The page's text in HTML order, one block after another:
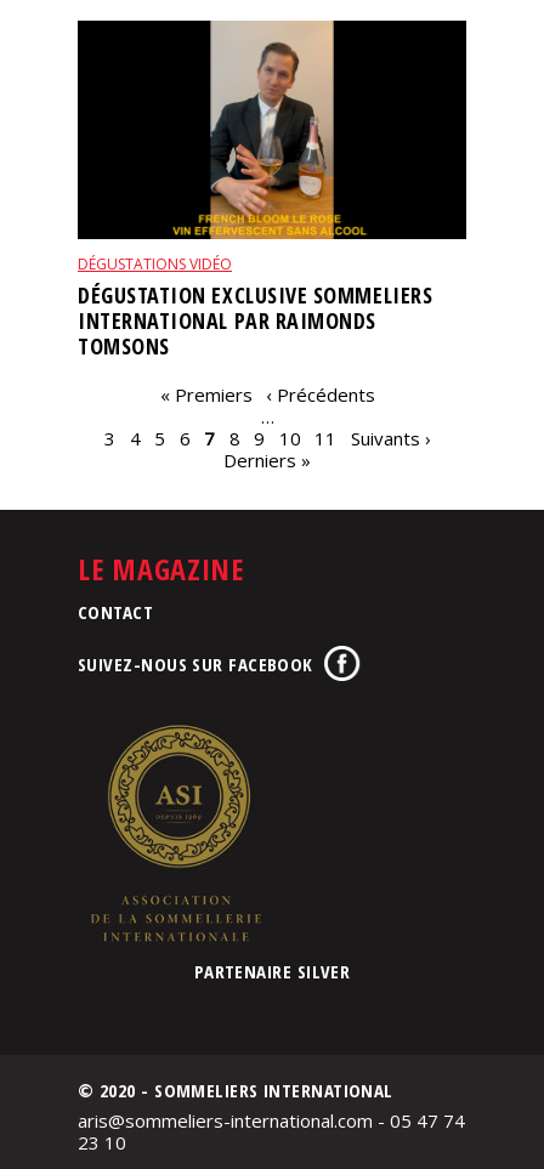
DÉGUSTATIONS VIDÉO
DÉGUSTATION EXCLUSIVE SOMMELIERS
INTERNATIONAL PAR RAIMONDS
TOMSONS
« Premiers
‹ Précédents
…
3
4 5 6 7 8 9 10 11
Suivants ›
Derniers »
LE MAGAZINE
CONTACT
SUIVEZ-NOUS SUR FACEBOOK
PARTENAIRE SILVER
© 2020 - SOMMELIERS INTERNATIONAL
aris@sommeliers-international.com - 05 47 74
23 10